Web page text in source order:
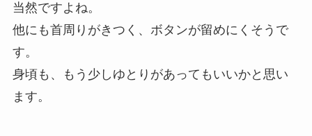
当然ですよね。
他にも首周りがきつく、ボタンが留めにくそうで
す。
身頃も、もう少しゆとりがあってもいいかと思い
ます。